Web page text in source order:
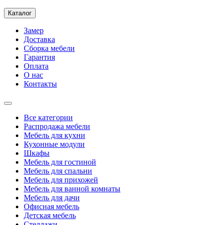
Каталог
Замер
Доставка
Сборка мебели
Гарантия
Оплата
О нас
Контакты
Все категории
Распродажа мебели
Мебель для кухни
Кухонные модули
Шкафы
Мебель для гостиной
Мебель для спальни
Мебель для прихожей
Мебель для ванной комнаты
Мебель для дачи
Офисная мебель
Детская мебель